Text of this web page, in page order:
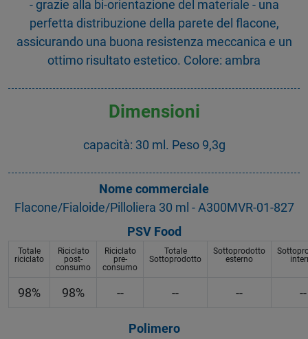
- grazie alla bi-orientazione del materiale - una
perfetta distribuzione della parete del flacone,
assicurando una buona resistenza meccanica e un
ottimo risultato estetico. Colore: ambra
Dimensioni
capacità: 30 ml. Peso 9,3g
Nome commerciale
Flacone/Fialoide/Pilloliera 30 ml - A300MVR-01-827
PSV Food
Totale
riciclato
Riciclato
post-
consumo
Riciclato
pre-
consumo
Totale
Sottoprodotto
Sottoprodotto
esterno
98% 98% -- -- -- --
Polimero